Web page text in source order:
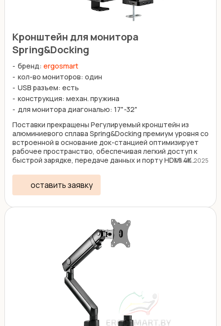
Кронштейн для монитора
Spring&Docking
бренд: ergosmart
кол-во мониторов: один
USB разъем: есть
конструкция: механ. пружина
для монитора диагональю: 17"-32"
Поставки прекращены Регулируемый кронштейн из
алюминиевого сплава Spring&Docking премиум уровня со
встроенной в основание док-станцией оптимизирует
рабочее пространство, обеспечивая легкий доступ к
быстрой зарядке, передаче данных и порту HDMI 4K ...
08.08.2025
оставить заявку